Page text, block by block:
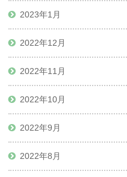
2023年1月
2022年12月
2022年11月
2022年10月
2022年9月
2022年8月